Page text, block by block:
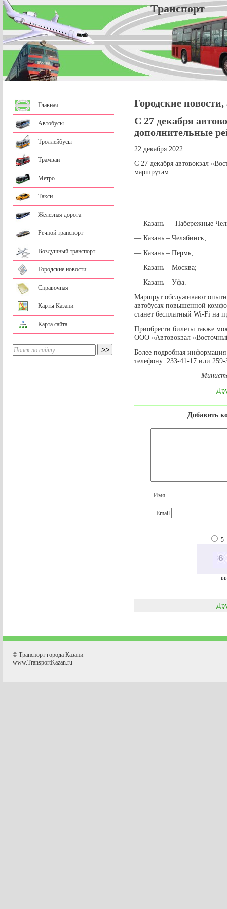
Главная
Автобусы
Троллейбусы
Трамваи
Метро
Такси
Железная дорога
Речной транспорт
Воздушный транспорт
Городские новости
Справочная
Карты Казани
Карта сайта
Городские
С 27 декабря
дополнительные
22 декабря 2022
С 27 декабря автовокзал
маршрутам:
— Казань — Набережные
— Казань – Челябинск;
— Казань – Пермь;
— Казань – Москва;
— Казань – Уфа.
Маршрут обслуживают
автобусах повышенной
станет бесплатный Wi-Fi на
Приобрести билеты также
ООО «Автовокзал
Более подробная
телефону: 233-41-17 или
Добавить
Имя
Email
5
© Транспорт города Казани
www.TransportKazan.ru